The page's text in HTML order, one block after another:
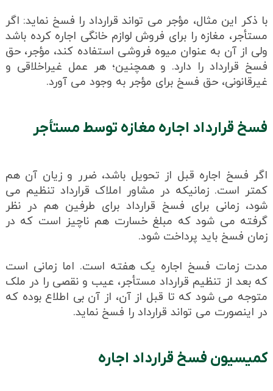
با ذکر این مثال، مؤجر می تواند قرارداد را فسخ نماید: اگر
مستأجر، مغازه را برای فروش لوازم خانگی اجاره کرده باشد
ولی از آن به عنوان میوه فروشی استفاده کند، مؤجر، حق
فسخ قرارداد را دارد. و همچنین؛ هر عمل غیراخلاقی و
غیرقانونی، حق فسخ برای مؤجر به وجود می آورد.
فسخ قرارداد اجاره مغازه توسط مستأجر
اگر فسخ اجاره قبل از تحویل باشد، ضرر و زیان آن هم
کمتر است. زمانیکه در مشاور املاک قرارداد تنظیم می
شود، زمانی برای فسخ قرارداد برای طرفین هم در نظر
گرفته می شود که مبلغ خسارت هم ناچیز است که در
زمان فسخ باید پرداخت شود.
مدت زمات فسخ اجاره یک هفته است. اما زمانی است
که بعد از تنظیم قرارداد مستأجر، عیب و نقصی را در ملک
متوجه می شود که تا قبل از آن، از آن بی اطلاع بوده که
در اینصورت می تواند قرارداد را فسخ نماید.
کمیسیون فسخ قرارداد اجاره